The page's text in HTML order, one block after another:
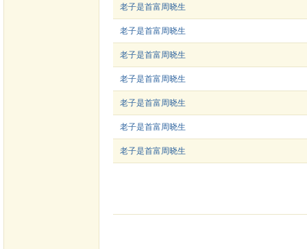
老子是首富周晓生
老子是首富周晓生
老子是首富周晓生
老子是首富周晓生
老子是首富周晓生
老子是首富周晓生
老子是首富周晓生